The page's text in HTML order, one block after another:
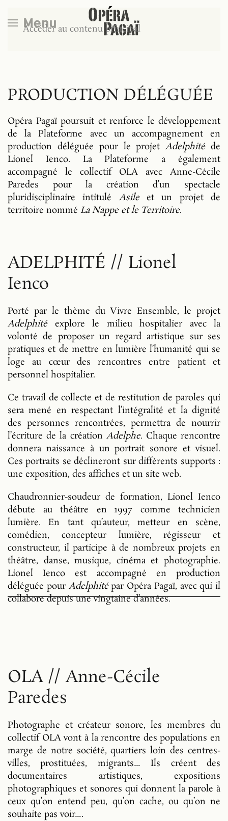
Accéder au contenu principal
Menu
PRODUCTION DÉLÉGUÉE
Opéra Pagaï poursuit et renforce le développement
de la Plateforme avec un accompagnement en
production déléguée pour le projetAdelphitéde
Lionel Ienco. La Plateforme a également
accompagné le collectif OLA avec Anne-Cécile
Paredes pour la création d’un spectacle
pluridisciplinaire intitulé Asileet un projet de
territoire nommé La Nappe et le Territoire.
ADELPHITÉ // Lionel
Ienco
Porté par le thème du Vivre Ensemble, le projet
Adelphitéexplore le milieu hospitalier avec la
volonté de proposer un regard artistique sur ses
pratiques et de mettre en lumière l’humanité qui se
loge au cœur des rencontres entre patient et
personnel hospitalier.
Ce travail de collecte et de restitution de paroles qui
sera mené en respectant l’intégralité et la dignité
des personnes rencontrées, permettra de nourrir
l’écriture de la création Adelphe. Chaque rencontre
donnera naissance à un portrait sonore et visuel.
Ces portraits se déclineront sur différents supports :
une exposition, des affiches et un site web.
Chaudronnier-soudeur de formation, Lionel Ienco
débute au théâtre en 1997 comme technicien
lumière. En tant qu’auteur, metteur en scène,
comédien, concepteur lumière, régisseur et
constructeur, il participe à de nombreux projets en
théâtre, danse, musique, cinéma et photographie.
Lionel Ienco est accompagné en production
déléguée pour Adelphitépar Opéra Pagaï, avec qui il
collabore depuis une vingtaine d’années.
OLA // Anne-Cécile
Paredes
Photographe et créateur sonore, les membres du
collectif OLA vont à la rencontre des populations en
marge de notre société, quartiers loin des centres-
villes, prostituées, migrants… Ils créent des
documentaires artistiques, expositions
photographiques et sonores qui donnent la parole à
ceux qu’on entend peu, qu’on cache, ou qu’on ne
souhaite pas voir….